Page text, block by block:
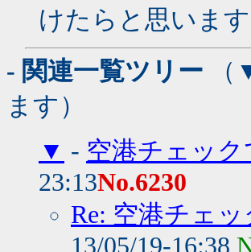
けたらと思います
- 関連一覧ツリー （
ます）
▼ - 空港チェッ
23:13No.6230
Re: 空港チェ
13/05/19-16:38